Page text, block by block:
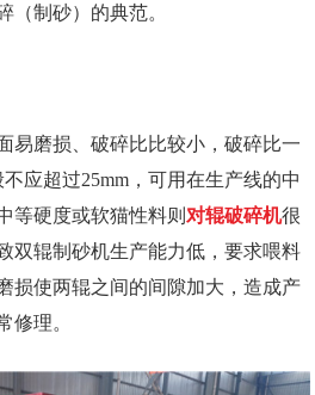
（制砂）的典范。
易磨损、破碎比比较小，破碎比一
应超过25mm，可用在生产线的中
等硬度或软猫性料则 对辊破碎机很
双辊制砂机生产能力低，要求喂料
损使两辊之间的间隙加大，造成产
修理。